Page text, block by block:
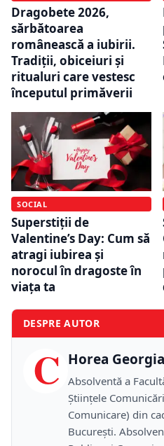
Dragobete 2026,
sărbătoarea
românească a iubirii.
Tradiții, obiceiuri și
ritualuri care vestesc
începutul primăverii
SOCIAL
Superstiții de
Valentine’s Day: Cum să
atragi iubirea și
norocul în dragoste în
viața ta
DESPRE AUTOR
C Horea
Absolventă a
Științele
Comunicare) din
București.